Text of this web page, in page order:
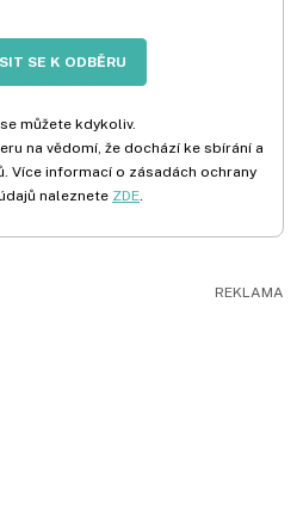
SE K ODBĚRU
můžete kdykoliv.
na vědomí, že dochází ke sbírání a
Více informací o zásadách ochrany
naleznete ZDE.